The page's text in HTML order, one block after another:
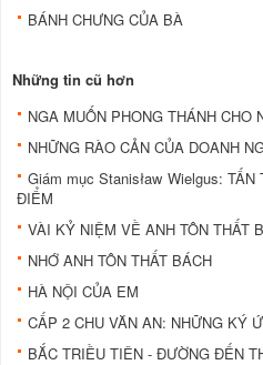
BÁNH CHƯNG CỦA BÀ
Những tin cũ hơn
NGA MUỐN PHONG THÁNH CHO
NHỮNG RÀO CẢN CỦA DOANH
Giám mục Stanisław Wielgus:
ĐIỂM
VÀI KỶ NIỆM VỀ ANH TÔN THẤT
NHỚ ANH TÔN THẤT BÁCH
HÀ NỘI CỦA EM
CẤP 2 CHU VĂN AN: NHỮNG KÝ
BẮC TRIỀU TIÊN - ĐƯỜNG ĐẾN